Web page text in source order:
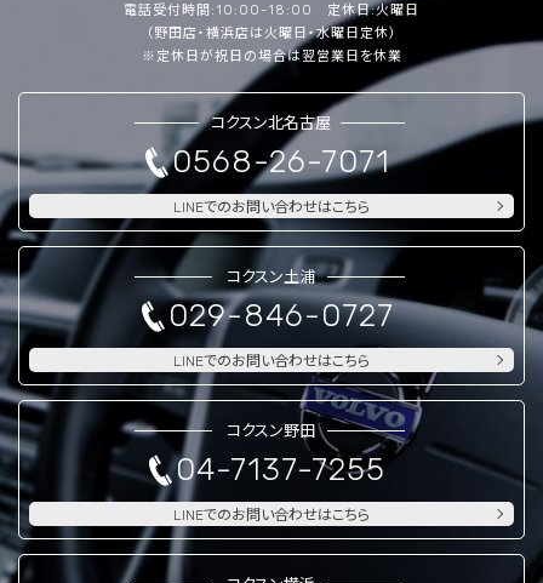
電話受付時間:10:00-18:00 定休日:火曜日
（野田店・横浜店は火曜日・水曜日定休）
※定休日が祝日の場合は翌営業日を休業
コクスン北名古屋
0568-26-7071
LINEでのお問い合わせはこちら
コクスン土浦
029-846-0727
LINEでのお問い合わせはこちら
コクスン野田
04-7137-7255
LINEでのお問い合わせはこちら